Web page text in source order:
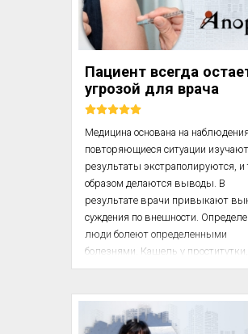
назначаю обследование. Терзаюсь:
много неопределенного, может
Оперирую – напряжение, стресс.
умер, жизнь отравлена на
пока новым трудом и муками ...
Пациент всегда
угрозой для врача
Медицина основана на
повторяющиеся ситуации
результаты экстраполируются, и
образом делаются выводы. В
результате врачи привыкают
суждения по внешности.
люди болеют определенными
болезнями. Кашель у
примеру, может означать ВИЧ, у
эмигранта – туберкулез.
так недолго и ошибиться, о чем